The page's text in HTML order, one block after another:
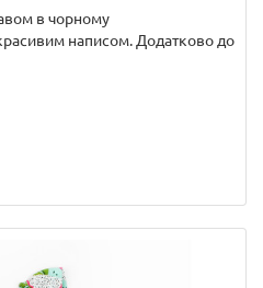
в чорному
написом. Додатково до